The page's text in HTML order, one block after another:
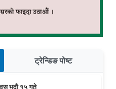
ट्रेन्डिङ पोष्ट
भदौ १५ गते